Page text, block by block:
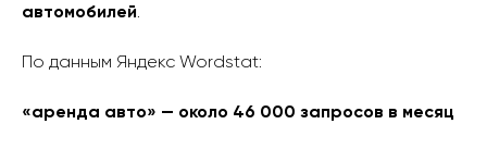
автомобилей.
По данным Яндекс Wordstat:
«аренда авто» — около 46 000 запросов в месяц